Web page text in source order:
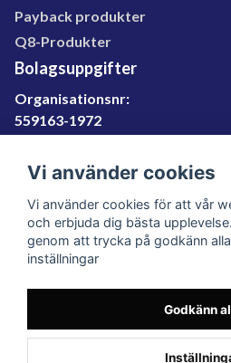
Payback produkter
Q8-Produkter
Bolagsuppgifter
Organisationsnr:
559163-1972
SE559163197201
060-566 800
info@filter.se
Organisationsnummer: 559163-1972
© 2023 Filter.se, All rights reserved.
Vi använder cookies
Vi använder cookies för att vår
och erbjuda dig bästa
genom att trycka på godkänn
inställningar
Godkänn